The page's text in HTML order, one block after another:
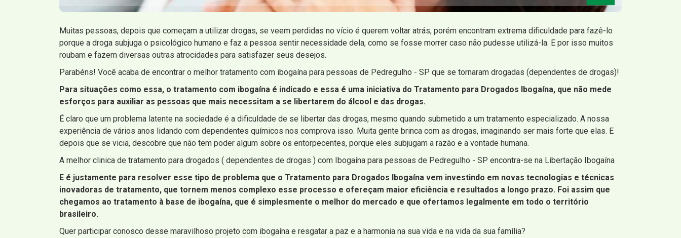
Muitas pessoas, depois que começam a utilizar drogas, se veem perdidas no vício é querem voltar atrás, porém encontram extrema dificuldade para fazê-lo
porque a droga subjuga o psicológico humano e faz a pessoa sentir necessidade dela, como se fosse morrer caso não pudesse utilizá-la. E por isso muitos
roubam e fazem diversas outras atrocidades para satisfazer seus desejos.
Parabéns! Você acaba de encontrar o melhor tratamento com ibogaína para pessoas de Pedregulho - SP que se tornaram drogadas (dependentes de drogas)!
Para situações como essa, o tratamento com ibogaína é indicado e essa é uma iniciativa do Tratamento para Drogados Ibogaína, que não mede
esforços para auxiliar as pessoas que mais necessitam a se libertarem do álcool e das drogas.
É claro que um problema latente na sociedade é a dificuldade de se libertar das drogas, mesmo quando submetido a um tratamento especializado. A nossa
experiência de vários anos lidando com dependentes químicos nos comprova isso. Muita gente brinca com as drogas, imaginando ser mais forte que elas. E
depois que se vicia, descobre que não tem poder algum sobre os entorpecentes, porque eles subjugam a razão e a vontade humana.
A melhor clinica de tratamento para drogados ( dependentes de drogas ) com Ibogaína para pessoas de Pedregulho - SP encontra-se na Libertação Ibogaína
E é justamente para resolver esse tipo de problema que o Tratamento para Drogados Ibogaína vem investindo em novas tecnologias e técnicas
inovadoras de tratamento, que tornem menos complexo esse processo e ofereçam maior eficiência e resultados a longo prazo. Foi assim que
chegamos ao tratamento à base de ibogaína, que é simplesmente o melhor do mercado e que ofertamos legalmente em todo o território
brasileiro.
Quer participar conosco desse maravilhoso projeto com ibogaína e resgatar a paz e a harmonia na sua vida e na vida da sua família?